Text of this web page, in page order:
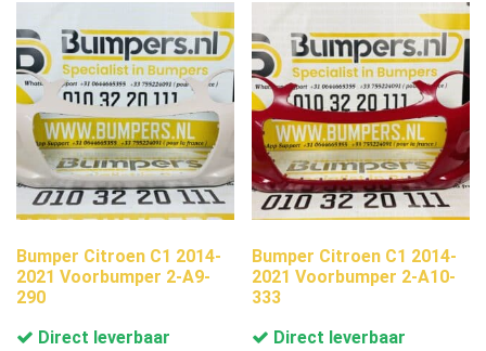
Bumper Citroen C1 2014-
2021 Voorbumper 2-A9-
290
Direct leverbaar
Bumper Citroen C1 2014-
2021 Voorbumper 2-A10-
333
Direct leverbaar